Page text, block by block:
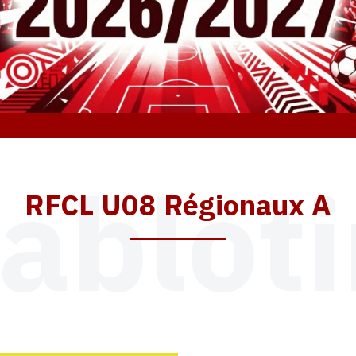
RFCL U08 Régionaux A